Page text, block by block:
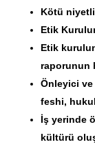
Kötü
Etik
Etik
raporunun
Önleyici ve
feshi,
İş yerinde
kültürü